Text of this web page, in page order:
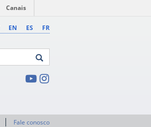
Canais
EN ES FR
Fale conosco